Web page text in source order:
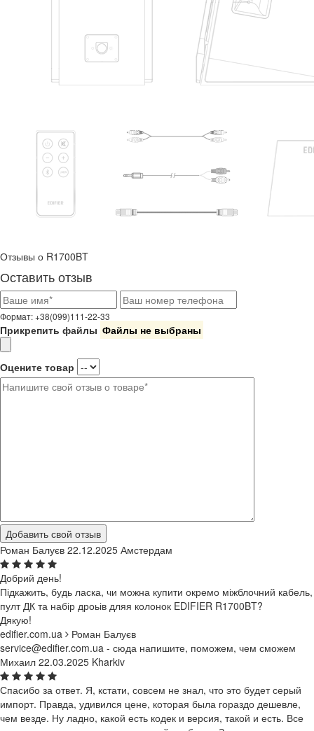
Отзывы о R1700BT
Оставить отзыв
Формат: +38(099)111-22-33
Прикрепить файлы Файлы не выбраны
Оцените товар
Добавить свой отзыв
Роман Балуєв 22.12.2025 Амстердам
Добрий день!
Підкажить, будь ласка, чи можна купити окремо міжблочний кабель,
пулт ДК та набір дроьів дляя колонок EDIFIER R1700BT?
Дякую!
edifier.com.ua
Роман Балуєв
service@edifier.com.ua - сюда напишите, поможем, чем сможем
Михаил 22.03.2025 Kharkiv
Спасибо за ответ. Я, кстати, совсем не знал, что это будет серый
импорт. Правда, удивился цене, которая была гораздо дешевле,
чем везде. Ну ладно, какой есть кодек и версия, такой и есть. Все